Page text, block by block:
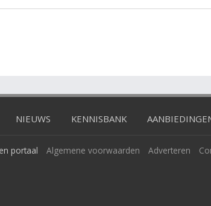
NIEUWS KENNISBANK
portaal Algemene voorwaarden Adverteren